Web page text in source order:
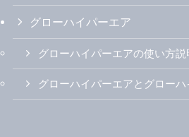
グローハイパーエア
グローハイパーエアの使い方説
グローハイパーエアとグロー